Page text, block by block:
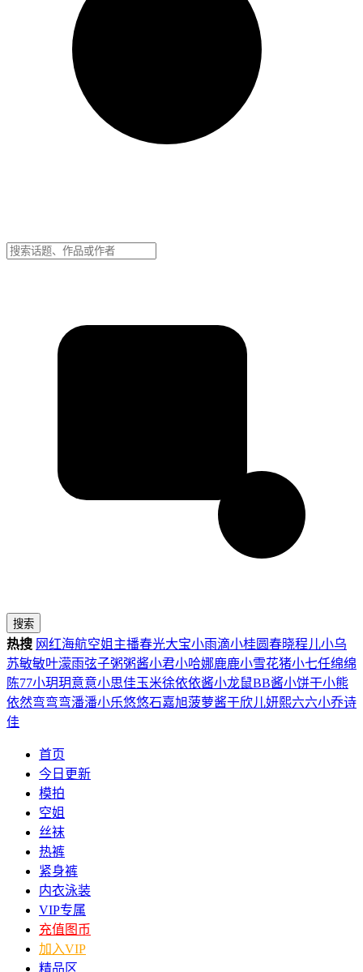
搜索
热搜 网红海航空姐 主播春光大宝小雨滴小桂圆春晓程儿小乌
苏敏敏叶濛雨弦子粥粥酱小君小哈娜鹿鹿小雪花猪小七任绵绵
陈77小玥玥意意小思佳玉米徐依依酱小龙鼠BB酱小饼干小熊
依然弯弯弯潘潘小乐悠悠石嘉旭菠萝酱于欣儿妍熙六六小乔诗
佳
首页
今日更新
模拍
空姐
丝袜
热裤
紧身裤
内衣泳装
VIP专属
充值图币
加入VIP
精品区